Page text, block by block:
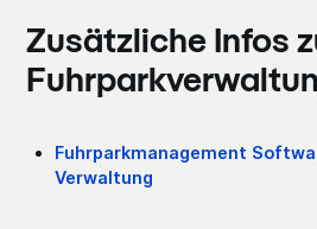
Zusätzliche Infos
Fuhrparkmanagement
Verwaltung